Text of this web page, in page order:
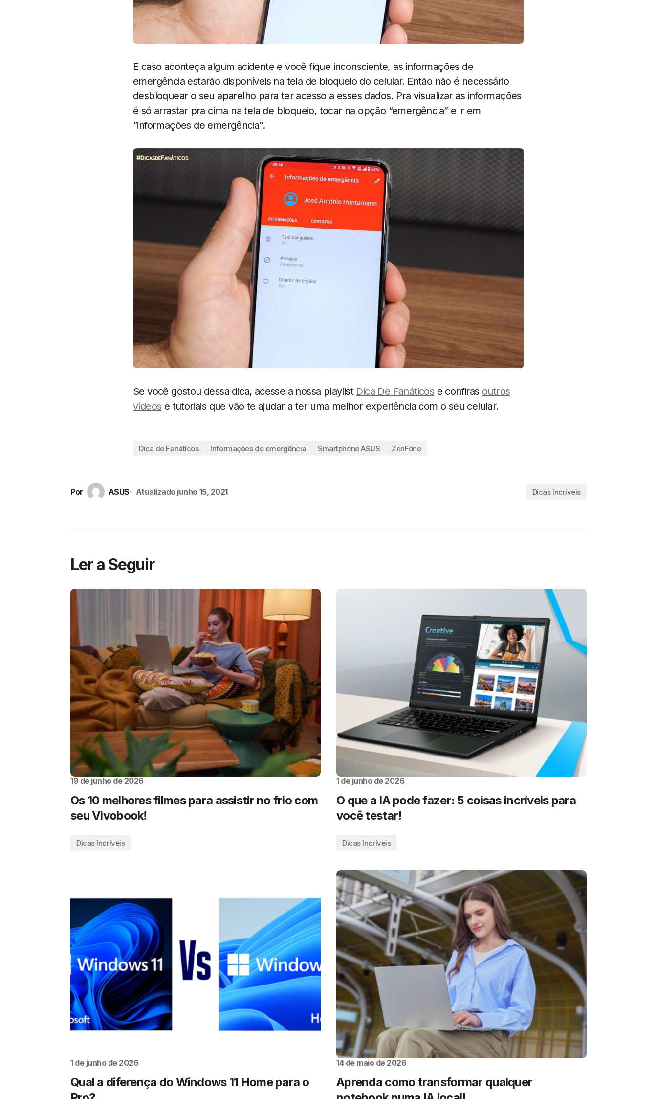
E caso aconteça algum acidente e você fique inconsciente, as informações de
emergência estarão disponíveis na tela de bloqueio do celular. Então não é necessário
desbloquear o seu aparelho para ter acesso a esses dados. Pra visualizar as informações
é só arrastar pra cima na tela de bloqueio, tocar na opção “emergência” e ir em
“informações de emergência”.
Se você gostou dessa dica, acesse a nossa playlist Dica De Fanáticos e confiras outros
vídeos e tutoriais que vão te ajudar a ter uma melhor experiência com o seu celular.
Dica de Fanáticos Informações de emergência Smartphone ASUS ZenFone
Por ASUS Atualizado junho 15, 2021 Dicas Incríveis
Ler a Seguir
19 de junho de 2026
Os 10 melhores filmes para assistir no frio com
seu Vivobook!
Dicas Incríveis
1 de junho de 2026
O que a IA pode fazer: 5 coisas incríveis para
você testar!
Dicas Incríveis
1 de junho de 2026
Qual a diferença do Windows 11 Home para o
14 de maio de 2026
Aprenda como transformar qualquer